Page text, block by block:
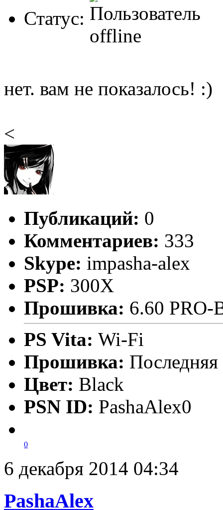
Статус:
нет. вам не показалось! :)
<
Публикаций: 0
Комментариев: 333
Skype: impasha-alex
PSP: 300X
Прошивка: 6.60 PRO-
PS Vita: Wi-Fi
Прошивка: Последняя
Цвет: Black
PSN ID: PashaAlex0
0
6 декабря 2014 04:34
PashaAlex